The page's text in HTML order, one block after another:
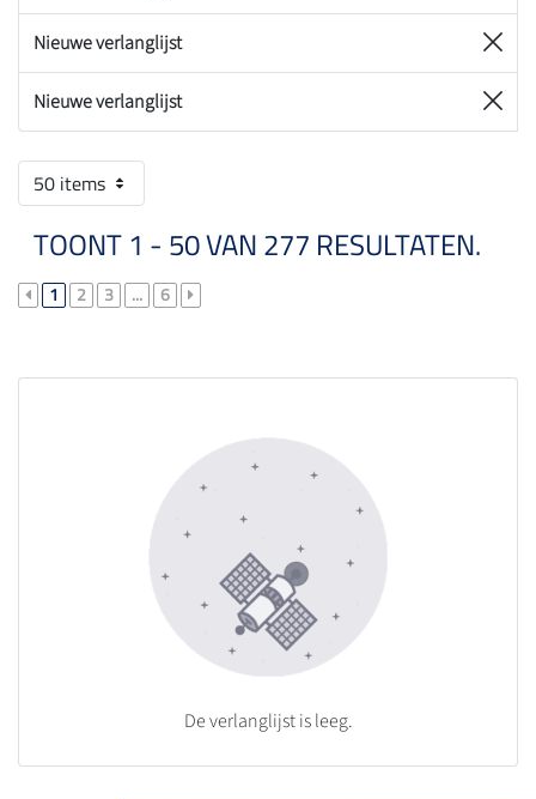
Nieuwe verlanglijst
Nieuwe verlanglijst
50 items
TOONT 1 - 50 VAN 277 RESULTATEN.
1 2 3 ... 6
De verlanglijst is leeg.